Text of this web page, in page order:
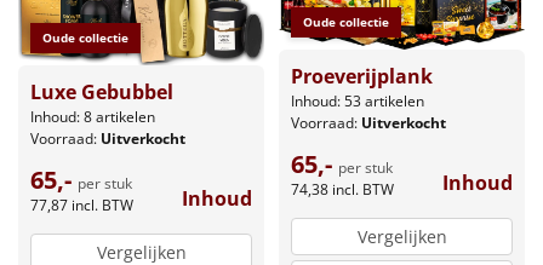
Oude collectie
Luxe Gebubbel
Inhoud: 8 artikelen
Voorraad: Uitverkocht
65,- per stuk
77,87 incl. BTW Inhoud
Vergelijken
Oude collectie
Proeverijplank
Inhoud: 53 artikelen
Voorraad: Uitverkocht
65,- per stuk
74,38 incl. BTW Inhoud
Vergelijken